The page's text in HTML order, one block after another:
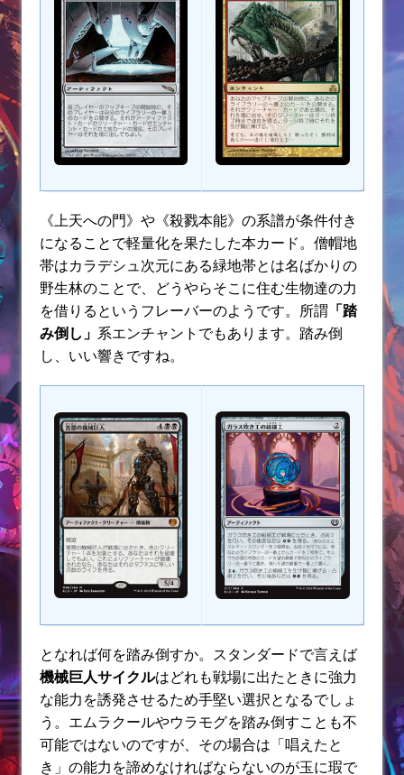
《上天への門》や《殺戮本能》の系譜が条件付き
になることで軽量化を果たした本カード。僧帽地
帯はカラデシュ次元にある緑地帯とは名ばかりの
野生林のことで、どうやらそこに住む生物達の力
を借りるというフレーバーのようです。所謂 「踏
み倒し」 系エンチャントでもあります。踏み倒
し、いい響きですね。
となれば何を踏み倒すか。スタンダードで言えば
機械巨人サイクルはどれも戦場に出たときに強力
な能力を誘発させるため手堅い選択となるでしょ
う。エムラクールやウラモグを踏み倒すことも不
可能ではないのですが、その場合は「唱えたと
き」の能力を諦めなければならないのが玉に瑕で